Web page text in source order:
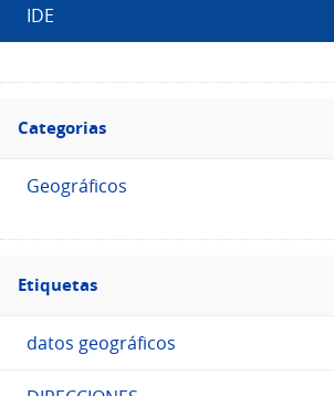
IDE
Filtro
Categorias
Categorias
Geográficos
Filtro
Etiquetas
Etiquetas
datos geográficos